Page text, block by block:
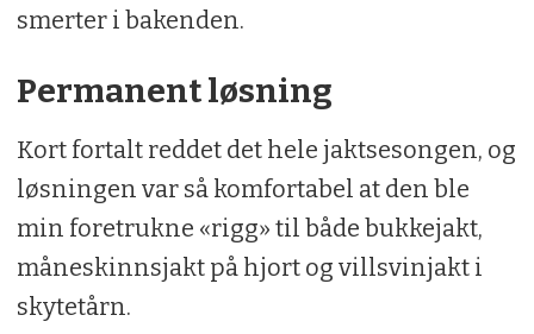
smerter i bakenden.
Permanent løsning
Kort fortalt reddet det hele jaktsesongen, og
løsningen var så komfortabel at den ble
min foretrukne «rigg» til både bukkejakt,
måneskinnsjakt på hjort og villsvinjakt i
skytetårn.